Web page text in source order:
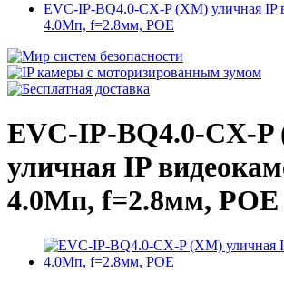
EVC-IP-BQ4.0-CX-P (XM) уличная IP
4.0Мп, f=2.8мм, POE
EVC-IP-BQ4.0-CX-P
уличная IP
4.0Мп, f=2.8мм, POE